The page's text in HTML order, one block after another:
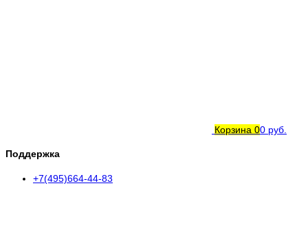
Корзина 00 руб.
Поддержка
+7(495)664-44-83